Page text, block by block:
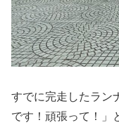
すでに完走したラン
です！頑張って！」